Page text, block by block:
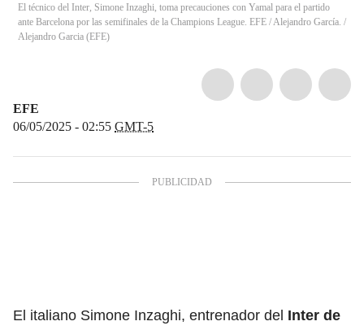
El técnico del Inter, Simone Inzaghi, toma precauciones con Yamal para el partido
ante Barcelona por las semifinales de la Champions League. EFE / Alejandro García. /
Alejandro Garcia (EFE)
EFE
06/05/2025 - 02:55 GMT-5
El italiano Simone Inzaghi, entrenador del Inter de